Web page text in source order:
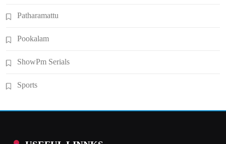
Patharamattu
Pookalam
ShowPm Serials
Sports